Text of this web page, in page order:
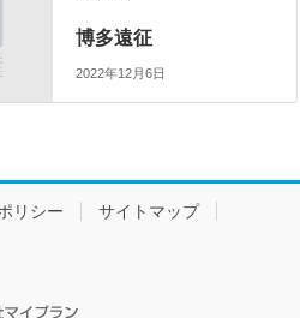
博多遠征
2022年12月6日
リシー サイトマップ